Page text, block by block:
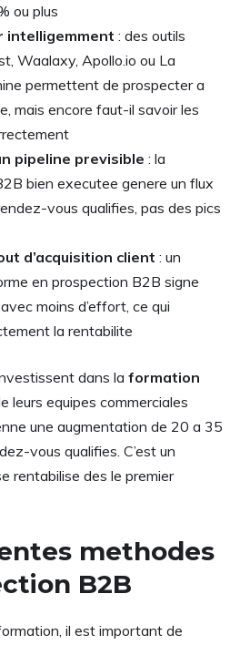
ou plus
intelligemment : des outils
Waalaxy, Apollo.io ou La
permettent de prospecter a
mais encore faut-il savoir les
pipeline previsible : la
bien executee genere un flux
vous qualifies, pas des pics
d’acquisition client : un
en prospection B2B signe
moins d’effort, ce qui
la rentabilite
dans la formation
leurs equipes commerciales
une augmentation de 20 a 35
vous qualifies. C’est un
rentabilise des le premier
methodes
B2B
il est important de